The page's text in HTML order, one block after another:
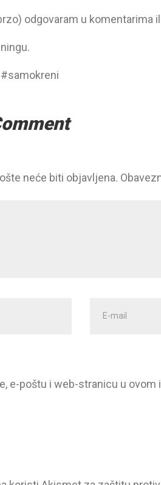
odgovaram u komentarima
neće biti objavljena.
mail
e-poštu i web-stranicu u